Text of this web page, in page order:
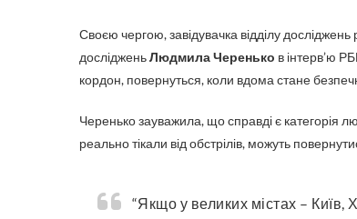
Своєю чергою, завідувачка відділу
дослідженьЛюдмила Черенько в інтерв’ю
кордон, повернуться, коли вдома стане
Черенько зауважила, що справді є категорія
реально тікали від обстрілів, можуть
“Якщо у великих містах – Київ, Харків, Одеса – звідки переважно тікали люди, стане більш-